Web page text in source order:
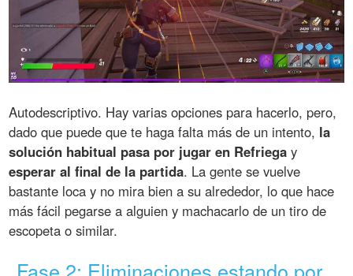
Autodescriptivo. Hay varias opciones para hacerlo, pero,
dado que puede que te haga falta más de un intento, la
solución habitual pasa por jugar en Refriega y
esperar al final de la partida. La gente se vuelve
bastante loca y no mira bien a su alrededor, lo que hace
más fácil pegarse a alguien y machacarlo de un tiro de
escopeta o similar.